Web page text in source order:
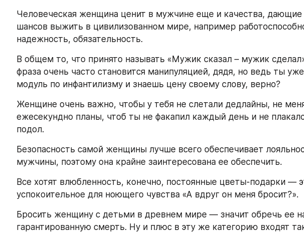
Человеческая женщина ценит в мужчине еще и качества,
шансов выжить в цивилизованном мире, например
надежность, обязательность.
В общем то, что принято называть «Мужик сказал – мужик
фраза очень часто становится манипуляцией, дядя, но ведь ты
модуль по инфантилизму и знаешь цену своему слову, верно?
Женщине очень важно, чтобы у тебя не слетали дедлайны, не
ежесекундно планы, чтоб ты не факапил каждый день и не
подол.
Безопасность самой женщины лучше всего обеспечивает
мужчины, поэтому она крайне заинтересована ее обеспечить.
Все хотят влюбленность, конечно, постоянные цветы-подарки —
успокоительное для ноющего чувства «А вдруг он меня бросит?».
Бросить женщину с детьми в древнем мире — значит обречь ее
гарантированную смерть. Ну и плюс в эту же категорию входят